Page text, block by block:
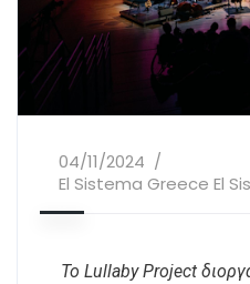
04/11/2024
El Sistema Greece El
Το Lullaby Project